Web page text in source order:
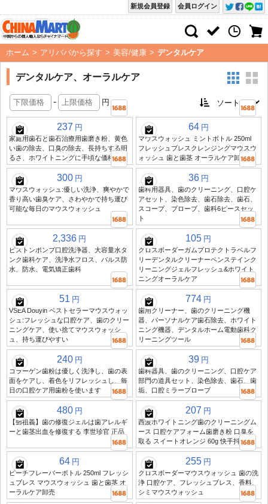
会員ログイン
新規会員登録
ホーム > アリババから探す > 美容/健康 > デンタルケア
デンタルケア、オーラルケア
- 円
237 円
家庭用歯石と歯石治療用歯磨き粉、黄色
い歯の除去、口臭の除去、長持ちする明
るさ、ホワイトニングに手頃な価格で
64 円
マウスウォッシュ ミントボトル 250ml
フレッシュブレスクレンジングマウスウ
ォッシュ 歯と歯茎 オーラルケア卸売
300 円
マウスウォッシュ:優しい洗浄、爽やかで
香り高い歯臭ケア、さわやかで持ち運び
可能な毎日のマウスウォッシュ
36 円
歯科用器具、歯のクリーニング、口腔ケ
アセット、染色除去、歯石除去、歯石、
スコープ、プローブ、歯科6ピースセッ
ト
2,336 円
ピストンポンプ口腔洗浄器、大容量水タ
ンク歯科ケア、洗浄水フロス、パルス防
水、防水、電気矯正歯科
105 円
クロスボーダーガムプロテクトラベルフ
リーデンタルクリーナーペンステインク
リーニングジェルフレッシュ&ホワイト
ニングオーラルケア
51 円
VSEA Douyin ベストセラーマウスウォッ
シュ:フレッシュな口腔ケア、歯のクリー
ニングケア、使い捨てマウスウォッシ
ュ、持ち運びやすい
774 円
歯用クリーナー、歯のクリーニング機
器、パーソナルケア歯石除去、ホワイト
ニング機器、デンタルホーム電動歯科ク
リーニングツール
240 円
コラーゲン歯粉は優しく洗浄し、歯の表
面をケアし、着色をリフレッシュし、毎
日の口腔ケア用歯粉を使います
39 円
歯科器具、歯のクリーニング、口腔ケア
部門の道具セット、染色除去、歯石、歯
垢、口腔ミラープローブ
480 円
【鄧祖義】歯の修復ジェルは歯アレルギ
ーと歯茎出血を修復する 李世珍官 正品
207 円
西波ホワイトニング歯のクリーニングム
ース 口腔ケアフォーム歯磨き粉 口臭を
取る スイートオレンジ 60g 快手抖音
64 円
ピーチフレーバーボトル 250ml フレッシ
ュブレス マウスウォッシュ 歯と歯茎 オ
ーラルケア卸売
255 円
クロスボーダーマウスウォッシュ 歯の洗
浄 口腔ケア、フレッシュブレス、香料、
シミマウスウォッシュ